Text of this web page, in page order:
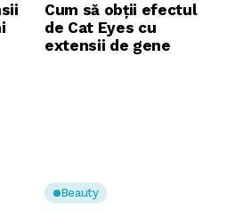
Cum să obții efectul
de Cat Eyes cu
extensii de gene
Beauty